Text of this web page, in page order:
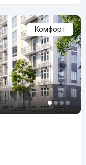
Комфорт